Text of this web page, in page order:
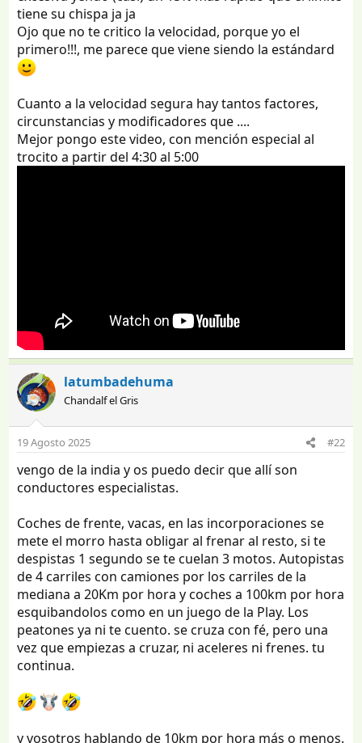
tiene su chispa ja ja
Ojo que no te critico la velocidad, porque yo el
primero!!!, me parece que viene siendo la estándard
Cuanto a la velocidad segura hay tantos factores,
circunstancias y modificadores que ....
Mejor pongo este video, con mención especial al
trocito a partir del 4:30 al 5:00
latumbadehuma
Chandalf el Gris
19 Agosto 2025 #22
vengo de la india y os puedo decir que allí son
conductores especialistas.
Coches de frente, vacas, en las incorporaciones se
mete el morro hasta obligar al frenar al resto, si te
despistas 1 segundo se te cuelan 3 motos. Autopistas
de 4 carriles con camiones por los carriles de la
mediana a 20Km por hora y coches a 100km por hora
esquibandolos como en un juego de la Play. Los
peatones ya ni te cuento. se cruza con fé, pero una
vez que empiezas a cruzar, ni aceleres ni frenes. tu
continua.
y vosotros hablando de 10km por hora más o menos.